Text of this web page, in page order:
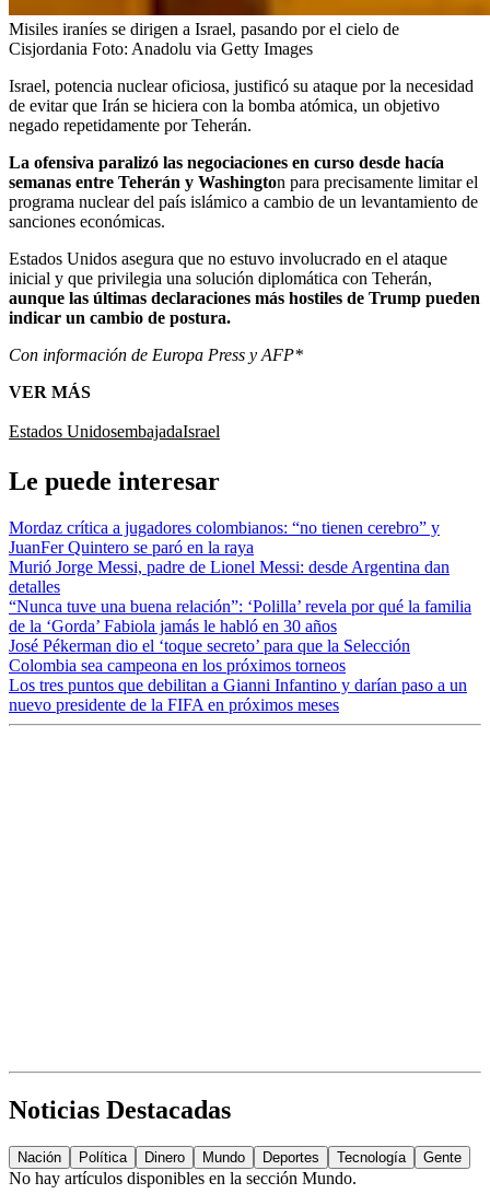
Misiles iraníes se dirigen a Israel, pasando por el cielo de
Cisjordania Foto: Anadolu via Getty Images
Israel, potencia nuclear oficiosa, justificó su ataque por la necesidad
de evitar que Irán se hiciera con la bomba atómica, un objetivo
negado repetidamente por Teherán.
La ofensiva paralizó las negociaciones en curso desde hacía
semanas entre Teherán y Washington para precisamente limitar el
programa nuclear del país islámico a cambio de un levantamiento de
sanciones económicas.
Estados Unidos asegura que no estuvo involucrado en el ataque
inicial y que privilegia una solución diplomática con Teherán,
aunque las últimas declaraciones más hostiles de Trump pueden
indicar un cambio de postura.
Con información de Europa Press y AFP*
VER MÁS
Estados UnidosembajadaIsrael
Le puede interesar
Mordaz crítica a jugadores colombianos: “no tienen cerebro” y
JuanFer Quintero se paró en la raya
Murió Jorge Messi, padre de Lionel Messi: desde Argentina dan
detalles
“Nunca tuve una buena relación”: ‘Polilla’ revela por qué la familia
de la ‘Gorda’ Fabiola jamás le habló en 30 años
José Pékerman dio el ‘toque secreto’ para que la Selección
Colombia sea campeona en los próximos torneos
Los tres puntos que debilitan a Gianni Infantino y darían paso a un
nuevo presidente de la FIFA en próximos meses
Noticias Destacadas
Nación Política Dinero Mundo Deportes Tecnología Gente
No hay artículos disponibles en la sección Mundo.